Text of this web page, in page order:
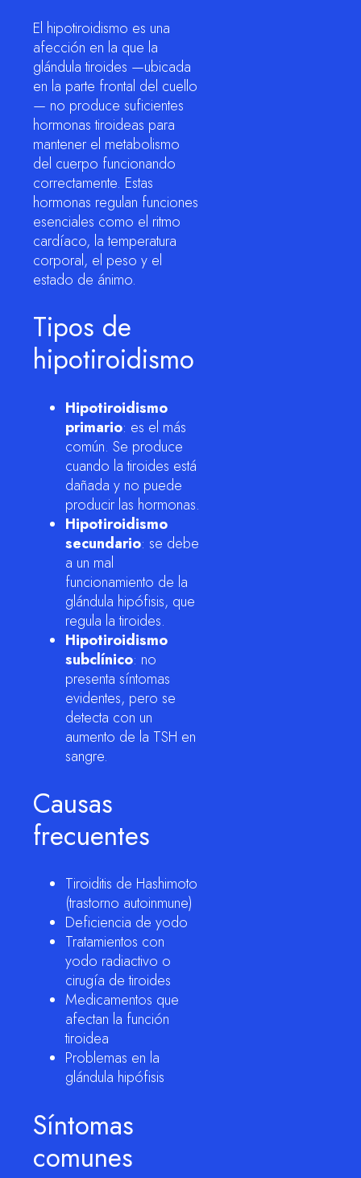
El hipotiroidismo es una
afección en la que la
glándula tiroides —ubicada
en la parte frontal del cuello
— no produce suficientes
hormonas tiroideas para
mantener el metabolismo
del cuerpo funcionando
correctamente. Estas
hormonas regulan funciones
esenciales como el ritmo
cardíaco, la temperatura
corporal, el peso y el
estado de ánimo.
Tipos de
hipotiroidismo
Hipotiroidismo
primario: es el más
común. Se produce
cuando la tiroides está
dañada y no puede
producir las hormonas.
Hipotiroidismo
secundario: se debe
a un mal
funcionamiento de la
glándula hipófisis, que
regula la tiroides.
Hipotiroidismo
subclínico: no
presenta síntomas
evidentes, pero se
detecta con un
aumento de la TSH en
sangre.
Causas
frecuentes
Tiroiditis de Hashimoto
(trastorno autoinmune)
Deficiencia de yodo
Tratamientos con
yodo radiactivo o
cirugía de tiroides
Medicamentos que
afectan la función
tiroidea
Problemas en la
glándula hipófisis
Síntomas
comunes